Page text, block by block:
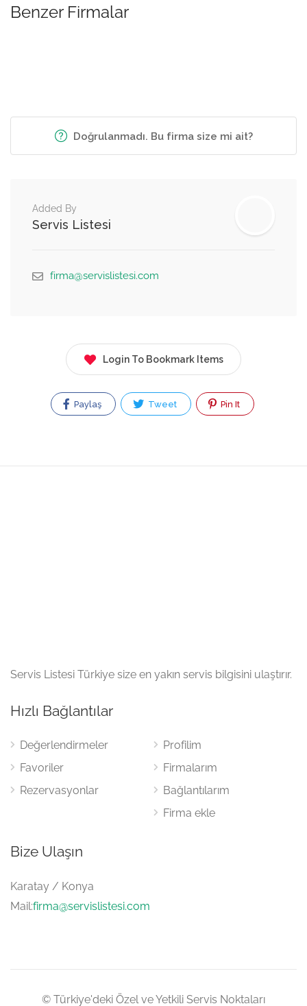
Benzer Firmalar
Doğrulanmadı. Bu firma size mi ait?
Added By
Servis Listesi
firma@servislistesi.com
Login To Bookmark Items
Paylaş Tweet Pin It
Servis Listesi Türkiye size en yakın servis bilgisini ulaştırır.
Hızlı Bağlantılar
Değerlendirmeler
Favoriler
Rezervasyonlar
Profilim
Firmalarım
Bağlantılarım
Firma ekle
Bize Ulaşın
Karatay / Konya
Mail:firma@servislistesi.com
© Türkiye'deki Özel ve Yetkili Servis Noktaları